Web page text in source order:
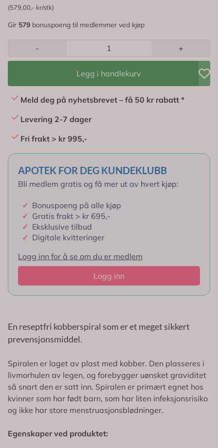
(579,00,- kr/stk)
Gir 579 bonuspoeng til medlemmer ved kjøp
- +
Legg i handlekurv
Meld deg på nyhetsbrevet – få 50 kr rabatt *
Levering 2-7 dager
Fri frakt > kr 995,-
APOTEK FOR DEG KUNDEKLUBB
Bli medlem gratis og få mer ut av hvert kjøp:
✓ Bonuspoeng på alle kjøp
✓ Gratis frakt > kr 695,-
✓ Eksklusive tilbud
✓ Digitale kvitteringer
Logg inn for å se om du er medlem
Logg inn
En reseptfri kobberspiral som er et meget sikkert
prevensjonsmiddel.
Spiralen er laget av plast med kobber. Den plasseres i
livmorhulen av legen, og forebygger uønsket graviditet
så snart den er satt inn. Spiralen er primært egnet hos
kvinner som har født barn, som har liten infeksjonsrisiko
og ikke har store menstruasjonsblødninger.
Egenskaper ved produktet: